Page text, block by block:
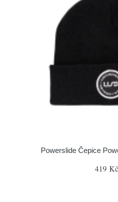
Powerslide Čepice
419 Kč